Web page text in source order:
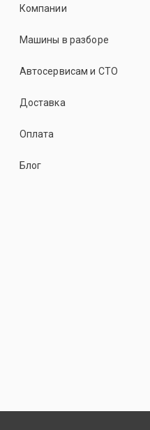
Компании
Машины в разборе
Автосервисам и СТО
Доставка
Оплата
Блог